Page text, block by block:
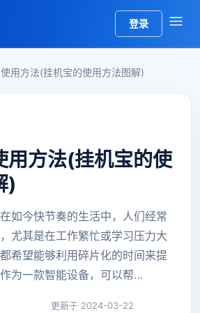
登录
用方法(挂机宝的使用方法图解)
用方法(挂机宝的使
)
如今快节奏的生活中，人们经常
尤其是在工作繁忙或学习压力大
希望能够利用碎片化的时间来提
为一款智能设备，可以帮…
更新于 2024-03-22